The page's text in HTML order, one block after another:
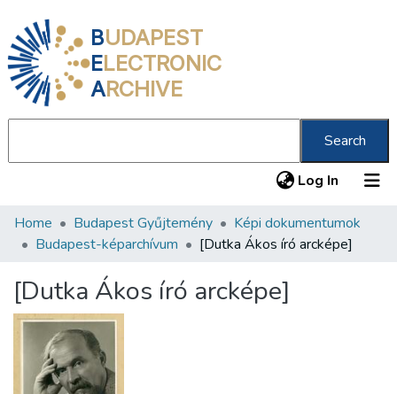
BUDAPEST
ELECTRONIC
ARCHIVE
Search
Log In (current)
Communities & Collections
Statistics
About us
Home Budapest Gyűjtemény
Képi dokumentumok
Budapest-képarchívum
[Dutka Ákos író arcképe]
[Dutka Ákos író arcképe]